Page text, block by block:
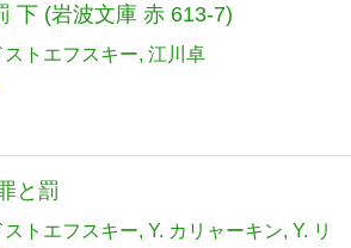
下 (岩波文庫 赤 613-7)
ストエフスキー 江川卓
と罰
ストエフスキー Y. カリャーキン Y. リ